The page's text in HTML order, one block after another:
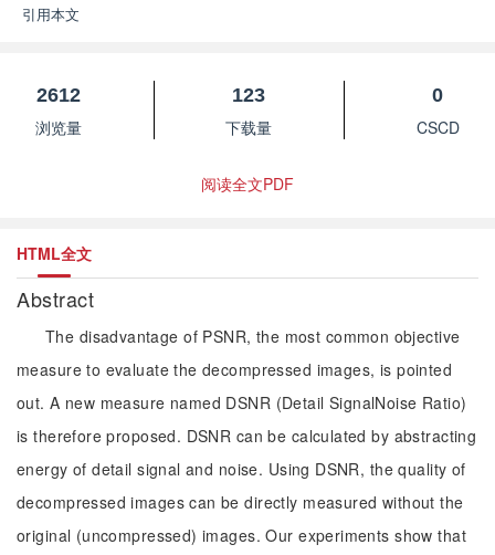
引用本文
2612
浏览量
123
下载量
0
CSCD
阅读全文PDF
HTML全文
Abstract
The disadvantage of PSNR, the most common objective
measure to evaluate the decompressed images, is pointed
out. A new measure named DSNR (Detail SignalNoise Ratio)
is therefore proposed. DSNR can be calculated by abstracting
energy of detail signal and noise. Using DSNR, the quality of
decompressed images can be directly measured without the
original (uncompressed) images. Our experiments show that